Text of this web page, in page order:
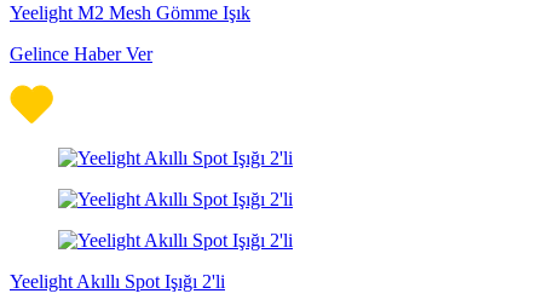
Yeelight M2 Mesh Gömme Işık
Gelince Haber Ver
Yeelight Akıllı Spot Işığı 2'li